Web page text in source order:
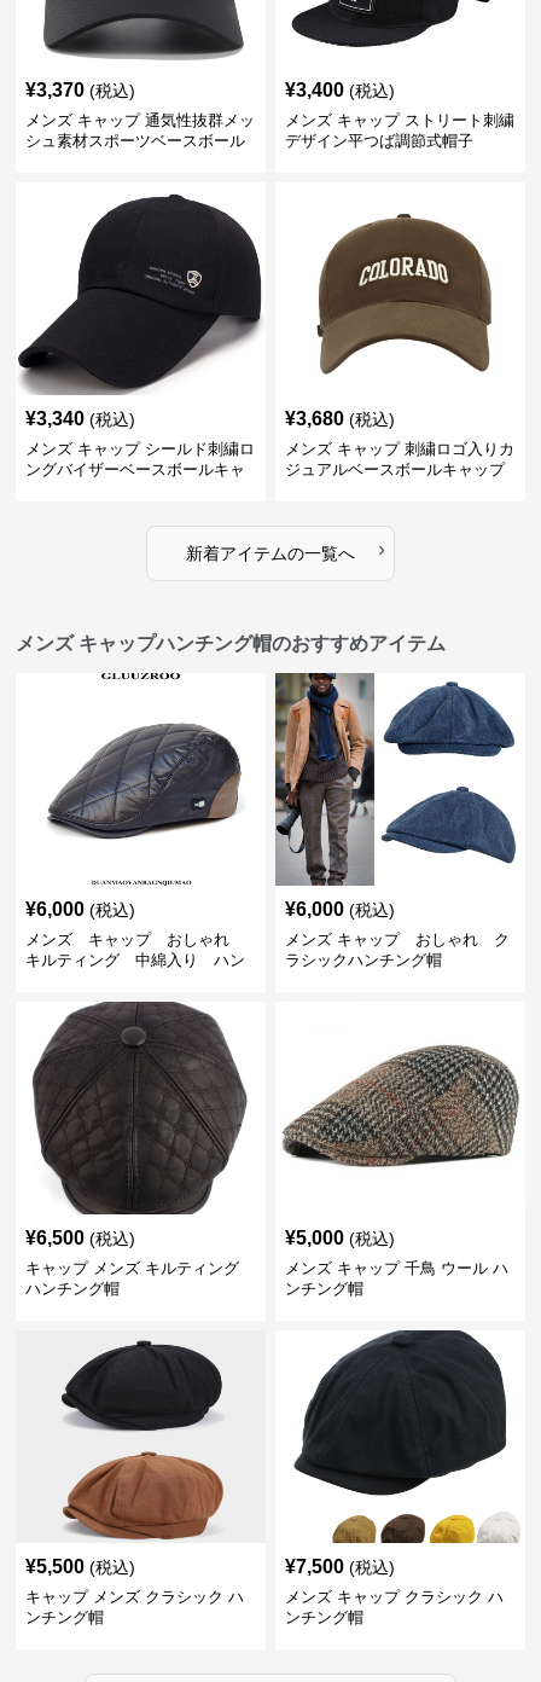
¥3,370 (税込)
メンズ キャップ 通気性抜群メッ
シュ素材スポーツベースボール
¥3,400 (税込)
メンズ キャップ ストリート刺繍
デザイン平つば調節式帽子
¥3,340 (税込)
メンズ キャップ シールド刺繍ロ
ングバイザーベースボールキャ
¥3,680 (税込)
メンズ キャップ 刺繍ロゴ入りカ
ジュアルベースボールキャップ
新着アイテムの一覧へ ›
メンズ キャップハンチング帽のおすすめアイテム
¥6,000 (税込)
メンズ キャップ おしゃれ
キルティング 中綿入り ハン
¥6,000 (税込)
メンズ キャップ おしゃれ ク
ラシックハンチング帽
¥6,500 (税込)
キャップ メンズ キルティング
ハンチング帽
¥5,000 (税込)
メンズ キャップ 千鳥 ウール ハ
ンチング帽
¥5,500 (税込)
キャップ メンズ クラシック ハ
ンチング帽
¥7,500 (税込)
メンズ キャップ クラシック ハ
ンチング帽